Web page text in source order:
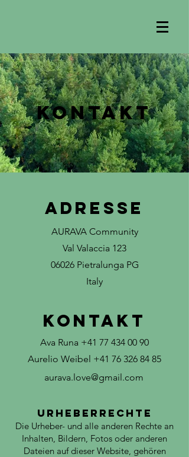
Kontakt
Adresse
AURAVA Community
Val Valaccia 123
06026 Pietralunga PG
Italy
Kontakt
Ava Runa +41 77 434 00 90
Aurelio Weibel +41 76 326 84 85
aurava.love@gmail.com
Urheberrechte
Die Urheber- und alle anderen Rechte an
Inhalten, Bildern, Fotos oder anderen
Dateien auf dieser Website, gehören